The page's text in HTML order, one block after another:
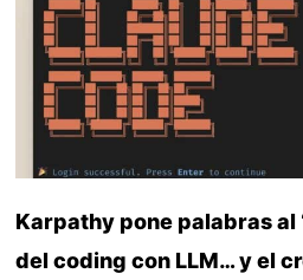
Karpathy pone palabras al
del coding con LLM… y el